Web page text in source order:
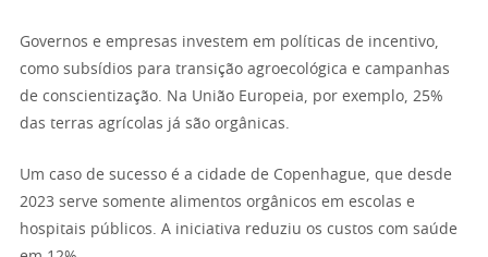
Governos e empresas investem em políticas de incentivo,
como subsídios para transição agroecológica e campanhas
de conscientização. Na União Europeia, por exemplo, 25%
das terras agrícolas já são orgânicas.
Um caso de sucesso é a cidade de Copenhague, que desde
2023 serve somente alimentos orgânicos em escolas e
hospitais públicos. A iniciativa reduziu os custos com saúde